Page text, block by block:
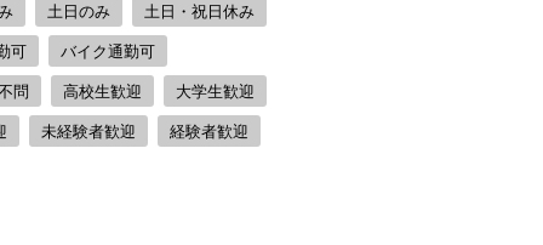
土日のみ 土日・祝日休み
可 バイク通勤可
問 高校生歓迎 大学生歓迎
未経験者歓迎 経験者歓迎